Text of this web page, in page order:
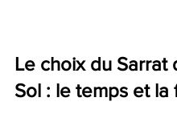
Le choix du Sarrat
Sol : le temps et la